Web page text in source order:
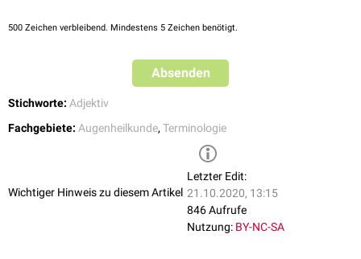
500 Zeichen verbleibend. Mindestens 5 Zeichen benötigt.
Absenden
Stichworte: Adjektiv
Fachgebiete: Augenheilkunde, Terminologie
Wichtiger Hinweis zu diesem Artikel
Letzter Edit:
21.10.2020, 13:15
846 Aufrufe
Nutzung: BY-NC-SA